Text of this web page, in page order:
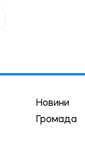
Новини
Громада